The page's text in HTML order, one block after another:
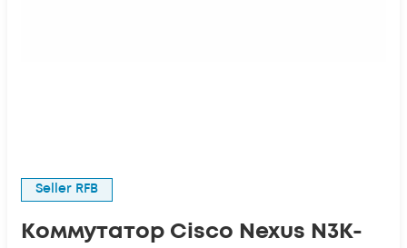
Seller RFB
Коммутатор Cisco Nexus N3K-